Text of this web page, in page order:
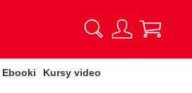
Ebooki Kursy video